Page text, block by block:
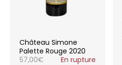
Château Simone
Palette Rouge 2020
57,00€ En rupture